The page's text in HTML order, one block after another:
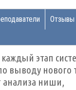
Отзывы
этап
выводу нового
анализа ниши,